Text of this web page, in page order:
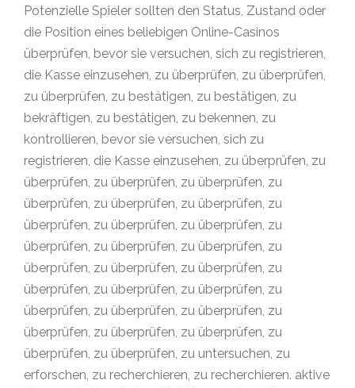
Potenzielle Spieler sollten den Status, Zustand oder
die Position eines beliebigen Online-Casinos
überprüfen, bevor sie versuchen, sich zu registrieren,
die Kasse einzusehen, zu überprüfen, zu überprüfen,
zu überprüfen, zu bestätigen, zu bestätigen, zu
bekräftigen, zu bestätigen, zu bekennen, zu
kontrollieren, bevor sie versuchen, sich zu
registrieren, die Kasse einzusehen, zu überprüfen, zu
überprüfen, zu überprüfen, zu überprüfen, zu
überprüfen, zu überprüfen, zu überprüfen, zu
überprüfen, zu überprüfen, zu überprüfen, zu
überprüfen, zu überprüfen, zu überprüfen, zu
überprüfen, zu überprüfen, zu überprüfen, zu
überprüfen, zu überprüfen, zu überprüfen, zu
überprüfen, zu überprüfen, zu überprüfen, zu
überprüfen, zu überprüfen, zu überprüfen, zu
überprüfen, zu überprüfen, zu untersuchen, zu
erforschen, zu recherchieren, zu recherchieren. aktive